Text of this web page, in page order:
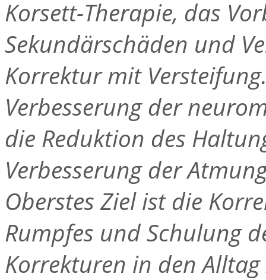
Korsett-Therapie, das
Sekundärschäden und
Korrektur mit
Verbesserung der
die Reduktion des
Verbesserung der
Oberstes Ziel ist die
Rumpfes und Schulung
Korrekturen in den